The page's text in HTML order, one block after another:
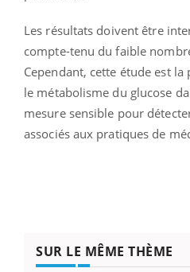
Les résultats doivent être
compte-tenu du faible
Cependant, cette étude est
le métabolisme du glucose
mesure sensible pour
associés aux pratiques de
SUR LE MÊME THÈME